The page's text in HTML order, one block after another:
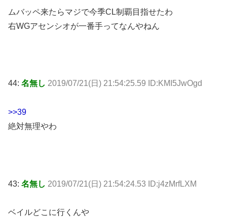
ムバッペ来たらマジで今季CL制覇目指せたわ
右WGアセンシオが一番手ってなんやねん
44: 名無し 2019/07/21(日) 21:54:25.59 ID:KMI5JwOgd
>>39
絶対無理やわ
43: 名無し 2019/07/21(日) 21:54:24.53 ID:j4zMrfLXM
ベイルどこに行くんや